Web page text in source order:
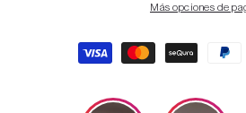
Más opciones de